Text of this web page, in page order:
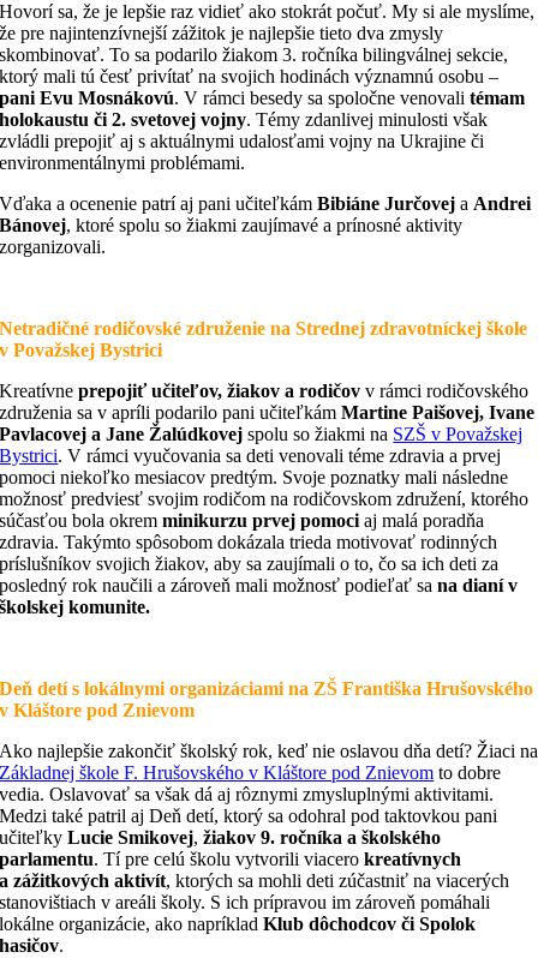
Hovorí sa, že je lepšie raz vidieť ako stokrát počuť. My si ale myslíme,
že pre najintenzívnejší zážitok je najlepšie tieto dva zmysly
skombinovať. To sa podarilo žiakom 3. ročníka bilingválnej sekcie,
ktorý mali tú česť privítať na svojich hodinách významnú osobu –
pani Evu Mosnákovú. V rámci besedy sa spoločne venovalitémam
holokaustu či 2. svetovej vojny. Témy zdanlivej minulosti však
zvládli prepojiť aj s aktuálnymi udalosťami vojny na Ukrajine či
environmentálnymi problémami.
Vďaka a ocenenie patrí aj pani učiteľkámBibiáne Jurčovej a Andrei
Bánovej, ktoré spolu so žiakmi zaujímavé a prínosné aktivity
zorganizovali.
Netradičné rodičovské združenie na Strednej zdravotníckej škole
v Považskej Bystrici
Kreatívneprepojiť učiteľov, žiakov a rodičov v rámci rodičovského
združenia sa v apríli podarilo pani učiteľkámMartine Paišovej, Ivane
Pavlacovej a Jane Žalúdkovej spolu so žiakmi na SZŠ v Považskej
Bystrici. V rámci vyučovania sa deti venovali téme zdravia a prvej
pomoci niekoľko mesiacov predtým. Svoje poznatky mali následne
možnosť predviesť svojim rodičom na rodičovskom združení, ktorého
súčasťou bola okremminikurzu prvej pomoci aj malá poradňa
zdravia. Takýmto spôsobom dokázala trieda motivovať rodinných
príslušníkov svojich žiakov, aby sa zaujímali o to, čo sa ich deti za
posledný rok naučili a zároveň mali možnosť podieľať sana dianí v
školskej komunite.
Deň detí s lokálnymi organizáciami na ZŠ Františka Hrušovského
v Kláštore pod Znievom
Ako najlepšie zakončiť školský rok, keď nie oslavou dňa detí? Žiaci na
Základnej škole F. Hrušovského v Kláštore pod Znievom to dobre
vedia. Oslavovať sa však dá aj rôznymi zmysluplnými aktivitami.
Medzi také patril ajDeň detí, ktorý sa odohral pod taktovkou pani
učiteľkyLucie Smikovej,žiakov 9. ročníka a školského
parlamentu. Tí pre celú školu vytvorili viacerokreatívnych
a zážitkových aktivít, ktorých sa mohli deti zúčastniť na viacerých
stanovištiach v areáli školy. S ich prípravou im zároveň pomáhali
lokálne organizácie, ako napríkladKlub dôchodcov či Spolok
hasičov.